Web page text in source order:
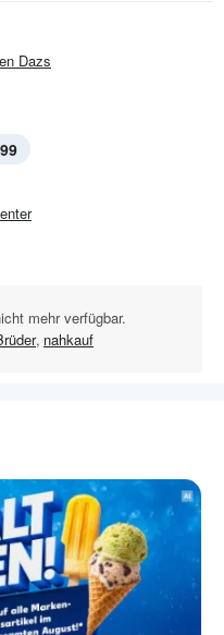
Dazs
mehr verfügbar.
, nahkauf